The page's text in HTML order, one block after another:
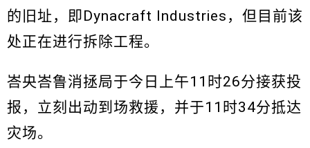
的旧址，即Dynacraft Industries，但目前该
处正在进行拆除工程。
峇央峇鲁消拯局于今日上午11时26分接获投
报，立刻出动到场救援，并于11时34分抵达
灾场。